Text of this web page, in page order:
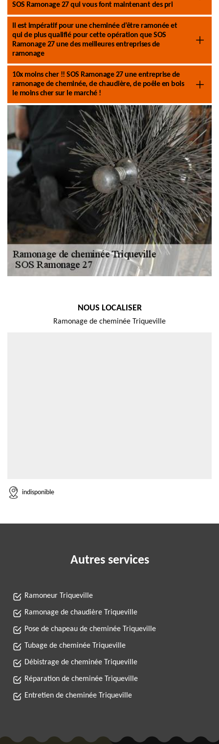
SOS Ramonage 27 qui vous font maintenant des pri
Il est impératif pour une cheminée d’être ramonée et
qui de plus qualifié pour cette opération que SOS
Ramonage 27 une des meilleures entreprises de
ramonage
10x moins cher !! SOS Ramonage 27 une entreprise de
ramonage de cheminée, de chaudière, de poêle en bois
le moins cher sur le marché !
NOUS LOCALISER
Ramonage de cheminée Triqueville
indisponible
Autres services
Ramoneur Triqueville
Ramonage de chaudière Triqueville
Pose de chapeau de cheminée Triqueville
Tubage de cheminée Triqueville
Débistrage de cheminée Triqueville
Réparation de cheminée Triqueville
Entretien de cheminée Triqueville